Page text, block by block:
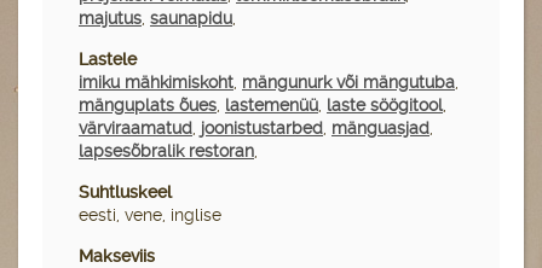
majutus, saunapidu,
Lastele
imiku mähkimiskoht, mängunurk või mängutuba,
mänguplats õues, lastemenüü, laste söögitool,
värviraamatud, joonistustarbed, mänguasjad,
lapsesõbralik restoran,
Suhtluskeel
eesti, vene, inglise
Makseviis